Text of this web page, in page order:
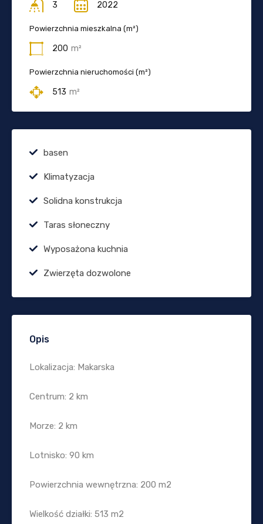
3 2022
Powierzchnia mieszkalna (m²)
200 m²
Powierzchnia nieruchomości (m²)
513 m²
basen
Klimatyzacja
Solidna konstrukcja
Taras słoneczny
Wyposażona kuchnia
Zwierzęta dozwolone
Opis
Lokalizacja: Makarska
Centrum: 2 km
Morze: 2 km
Lotnisko: 90 km
Powierzchnia wewnętrzna: 200 m2
Wielkość działki: 513 m2